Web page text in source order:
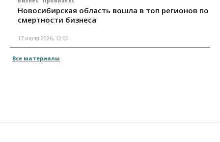
Новосибирская область вошла в топ регионов по
смертности бизнеса
17 июля 2026, 12:00
Все материалы